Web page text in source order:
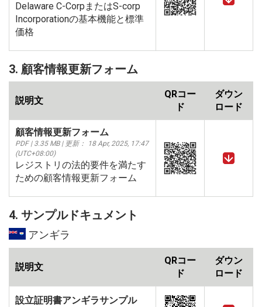
Delaware C-CorpまたはS-corp
Incorporationの基本機能と標準
価格
3. 顧客情報更新フォーム
説明文
QRコー
ド
ダウン
ロード
顧客情報更新フォーム
PDF | 3.35 MB | 更新： 18 Apr, 2025, 17:47
(UTC+08:00)
レジストリの法的要件を満たす
ための顧客情報更新フォーム
4. サンプルドキュメント
アンギラ
説明文
QRコー
ド
ダウン
ロード
設立証明書アンギラサンプル